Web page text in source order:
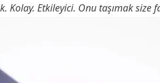
Kolay. Etkileyici. Onu taşımak size